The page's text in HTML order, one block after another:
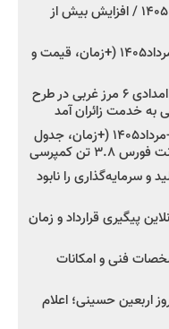
اعلام قیمت جدید پارس نوا در مرداد ۱۴۰۵ / افزایش بیش از
شروع فروش کشنده و کامیون فاو -مرداد۱۴۰۵ (+زمان، قیمت و
مدیرعامل امدادخودروسایپا: پوشش امدادی ۶ مرز غربی در طرح
شروع فروش ۸ محصول بهمن دیزل -مرداد۱۴۰۵ (+زمان، جدول
تن کمپرسی
سرمایه‌گذاری را نابود
پیگیری قرارداد و زمان
فنی و امکانات
روز اربعین حسینی؛ اعلام